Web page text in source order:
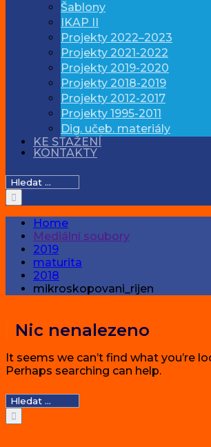
Šablony
IKAP II
Projekty 2022–2023
Projekty 2021-2022
Projekty 2019-2020
Projekty 2018-2019
Projekty 2012-2017
Projekty 1995-2011
Dig. učeb. materiály
KE STAŽENÍ
KONTAKTY
Hledat:
Home
Mediální soubory
2019
maturita
2018
mikroskopovani_rijen
Nic nenalezeno
It seems we can’t find what you’re
Perhaps searching can help.
Hledat: